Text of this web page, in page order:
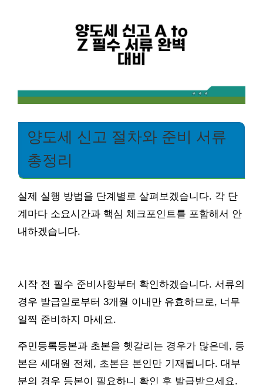
양도세 신고 절차와 준비 서류
총정리
실제 실행 방법을 단계별로 살펴보겠습니다. 각 단
계마다 소요시간과 핵심 체크포인트를 포함해서 안
내하겠습니다.
시작 전 필수 준비사항부터 확인하겠습니다. 서류의
경우 발급일로부터 3개월 이내만 유효하므로, 너무
일찍 준비하지 마세요.
주민등록등본과 초본을 헷갈리는 경우가 많은데, 등
본은 세대원 전체, 초본은 본인만 기재됩니다. 대부
분의 경우 등본이 필요하니 확인 후 발급받으세요.